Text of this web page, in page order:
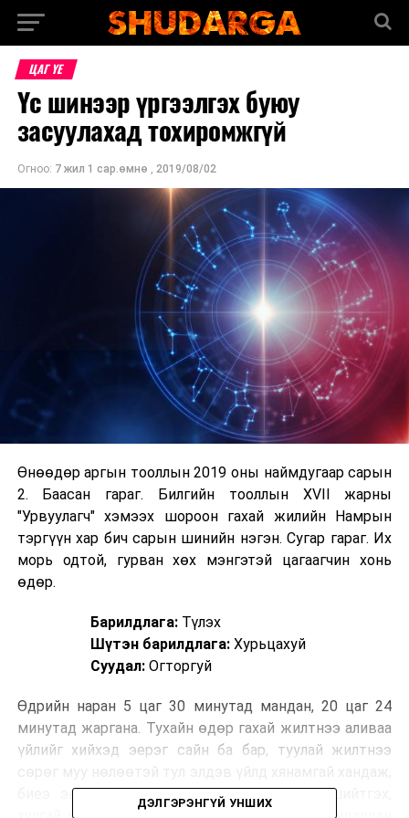
ЦАГ ҮЕ
Үс шинээр үргээлгэх буюу
засуулахад тохиромжгүй
Огноо: 7 жил 1 сар.өмнө , 2019/08/02
Өнөөдөр аргын тооллын 2019 оны наймдугаар сарын
2. Баасан гараг. Билгийн тооллын XVII жарны
"Урвуулагч" хэмээх шороон гахай жилийн Намрын
тэргүүн хар бич сарын шинийн нэгэн. Сугар гараг. Их
морь одтой, гурван хөх мэнгэтэй цагаагчин хонь
өдөр.
Барилдлага:Түлэх
Шүтэн барилдлага:Хурьцахуй
Суудал: Огторгуй
Өдрийн наран 5 цаг 30 минутад мандан, 20 цаг 24
минутад жаргана. Тухайн өдөр гахай жилтнээ аливаа
үйлийг хийхэд эерэг сайн ба бар, туулай жилтнээ
биеэ энхрийлүүштэй. Эл өдөр гэмтнийг шийтгэх,
ДЭЛГЭРЭНГҮЙ УНШИХ